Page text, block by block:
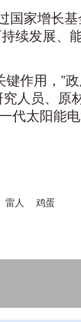
国家增长
续发展、
键作用，”
人员、原
代太阳能
雷人 鸡蛋